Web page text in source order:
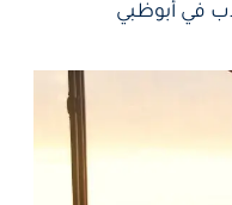
في أبوظبي